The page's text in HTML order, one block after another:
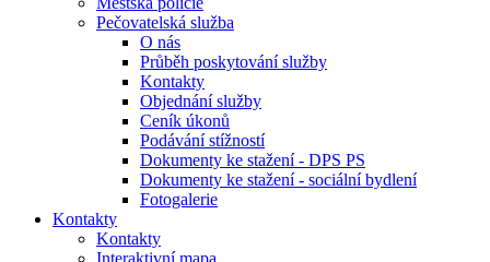
Pečovatelská služba
O nás
Průběh poskytování služby
Kontakty
Objednání služby
Ceník úkonů
Podávání stížností
Dokumenty ke stažení - DPS PS
Dokumenty ke stažení - sociální bydlení
Fotogalerie
Kontakty
Kontakty
Interaktivní mapa